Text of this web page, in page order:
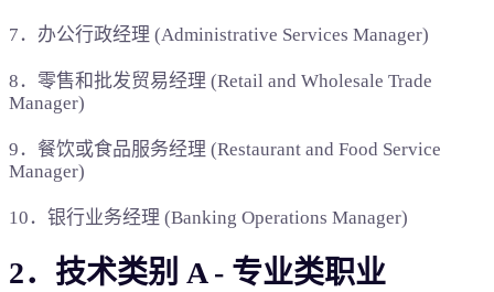
7．办公行政经理 (Administrative Services Manager)
8．零售和批发贸易经理 (Retail and Wholesale Trade
Manager)
9．餐饮或食品服务经理 (Restaurant and Food Service
Manager)
10．银行业务经理 (Banking Operations Manager)
2．技术类别 A - 专业类职业